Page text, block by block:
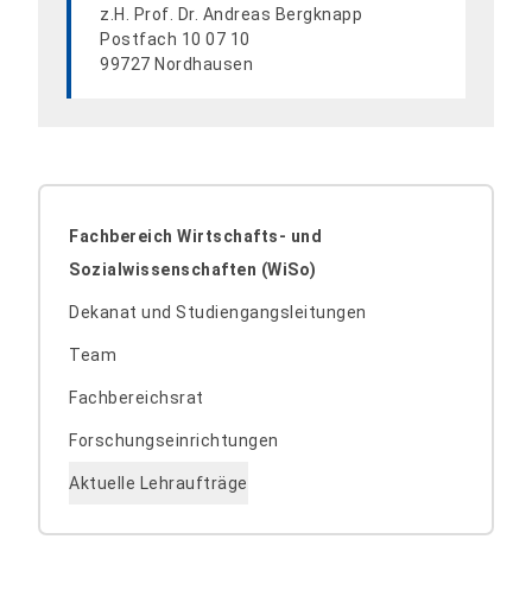
z.H. Prof. Dr. Andreas Bergknapp
Postfach 10 07 10
99727 Nordhausen
Fachbereich Wirtschafts- und
Sozialwissenschaften (WiSo)
Dekanat und Studiengangsleitungen
Team
Fachbereichsrat
Forschungseinrichtungen
Aktuelle Lehraufträge